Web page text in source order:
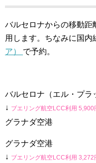
バルセロナからの移動距
用します。ちなみに国内
ア） で予約。
バルセロナ（エル・プラ
↓ ブエリング航空LCC利用
グラナダ空港
グラナダ空港
↓ ブエリング航空LCC利用 3,272